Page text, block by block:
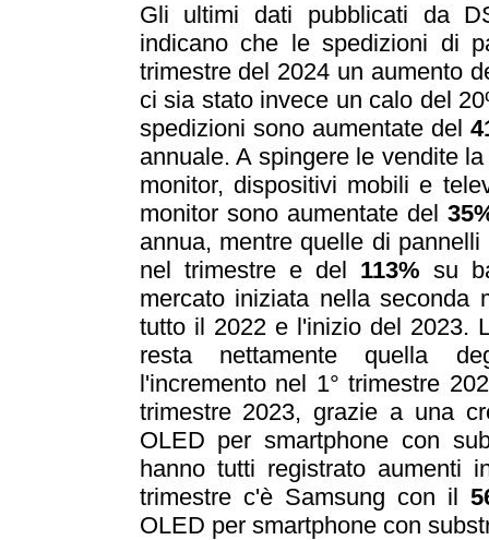
Gli ultimi dati pubblicati da
indicano che le spedizioni di
trimestre del 2024 un aumento
ci sia stato invece un calo del
spedizioni sono aumentate del
annuale. A spingere le vendite
monitor, dispositivi mobili e
monitor sono aumentate del
annua, mentre quelle di
nel trimestre e del 113% su
mercato iniziata nella
tutto il 2022 e l'inizio del 2023.
resta nettamente quella
l'incremento nel 1° trimestre
trimestre 2023, grazie a una
OLED per smartphone con
hanno tutti registrato aumenti
trimestre c'è Samsung con il
OLED per smartphone con